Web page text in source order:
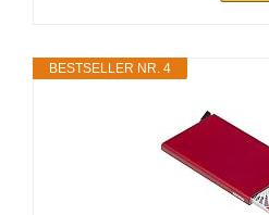
BESTSELLER NR. 4